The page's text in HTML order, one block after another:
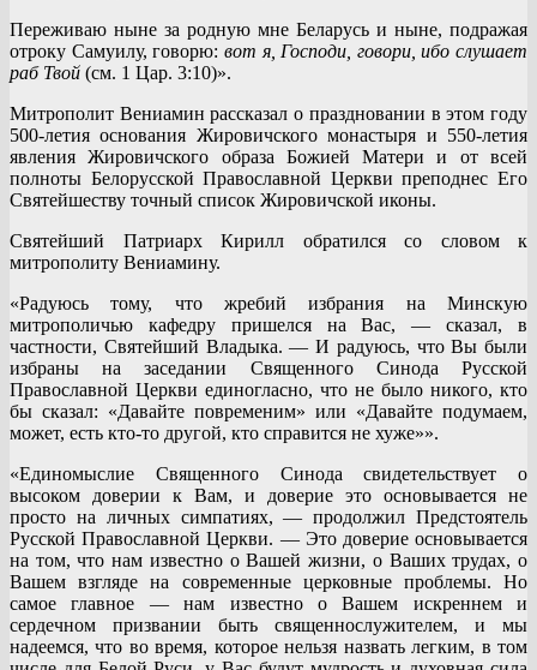
Переживаю ныне за родную мне Беларусь и ныне, подражая
отроку Самуилу, говорю: вот я, Господи, говори, ибо слушает
раб Твой (см. 1 Цар. 3:10)».
Митрополит Вениамин рассказал о праздновании в этом году
500-летия основания Жировичского монастыря и 550-летия
явления Жировичского образа Божией Матери и от всей
полноты Белорусской Православной Церкви преподнес Его
Святейшеству точный список Жировичской иконы.
Святейший Патриарх Кирилл обратился со словом к
митрополиту Вениамину.
«Радуюсь тому, что жребий избрания на Минскую
митрополичью кафедру пришелся на Вас, — сказал, в
частности, Святейший Владыка. — И радуюсь, что Вы были
избраны на заседании Священного Синода Русской
Православной Церкви единогласно, что не было никого, кто
бы сказал: «Давайте повременим» или «Давайте подумаем,
может, есть кто-то другой, кто справится не хуже»».
«Единомыслие Священного Синода свидетельствует о
высоком доверии к Вам, и доверие это основывается не
просто на личных симпатиях, — продолжил Предстоятель
Русской Православной Церкви. — Это доверие основывается
на том, что нам известно о Вашей жизни, о Ваших трудах, о
Вашем взгляде на современные церковные проблемы. Но
самое главное — нам известно о Вашем искреннем и
сердечном призвании быть священнослужителем, и мы
надеемся, что во время, которое нельзя назвать легким, в том